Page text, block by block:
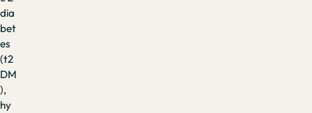
dia
bet
es
(t2
DM
),
hy